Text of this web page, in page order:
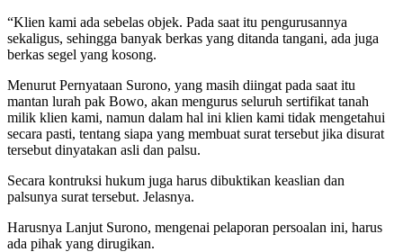
“Klien kami ada sebelas objek. Pada saat itu pengurusannya
sekaligus, sehingga banyak berkas yang ditanda tangani, ada juga
berkas segel yang kosong.
Menurut Pernyataan Surono, yang masih diingat pada saat itu
mantan lurah pak Bowo, akan mengurus seluruh sertifikat tanah
milik klien kami, namun dalam hal ini klien kami tidak mengetahui
secara pasti, tentang siapa yang membuat surat tersebut jika disurat
tersebut dinyatakan asli dan palsu.
Secara kontruksi hukum juga harus dibuktikan keaslian dan
palsunya surat tersebut. Jelasnya.
Harusnya Lanjut Surono, mengenai pelaporan persoalan ini, harus
ada pihak yang dirugikan.